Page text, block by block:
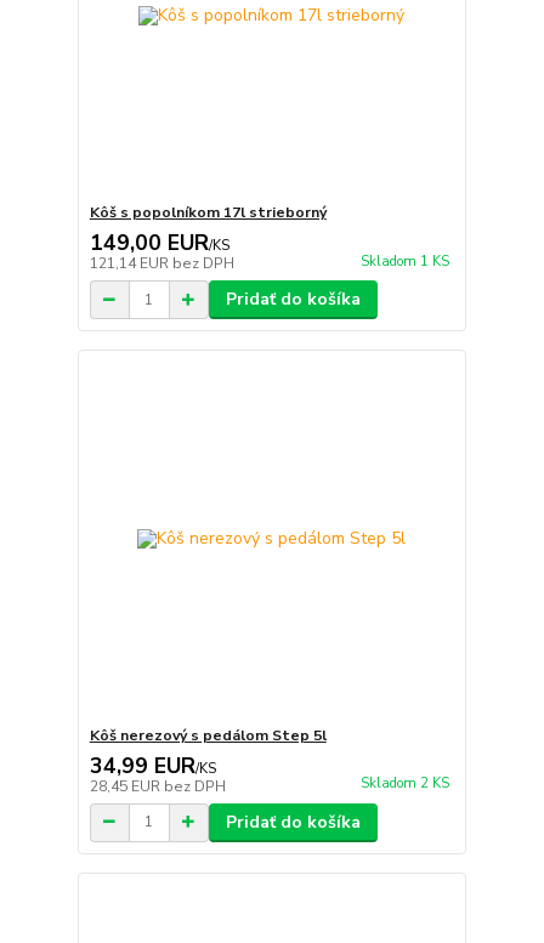
Kôš s popolníkom 17l strieborný
149,00 EUR/KS
121,14 EUR bez DPH Skladom 1 KS
Pridať do košíka
Kôš nerezový s pedálom Step 5l
34,99 EUR/KS
28,45 EUR bez DPH Skladom 2 KS
Pridať do košíka